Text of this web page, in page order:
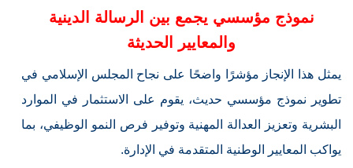
نموذج مؤسسي يجمع بين الرسالة الدينية
والمعايير الحديثة
يمثل هذا الإنجاز مؤشرًا واضحًا على نجاح المجلس الإسلامي في
تطوير نموذج مؤسسي حديث، يقوم على الاستثمار في الموارد
البشرية وتعزيز العدالة المهنية وتوفير فرص النمو الوظيفي، بما
يواكب المعايير الوطنية المتقدمة في الإدارة.